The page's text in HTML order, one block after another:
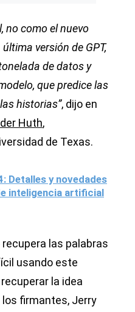
no como el nuevo
versión de GPT,
de datos y
que predice las
historias”, dijo en
Huth,
de Texas.
Detalles y novedades
inteligencia artificial
las palabras
usando este
la idea
los firmantes, Jerry